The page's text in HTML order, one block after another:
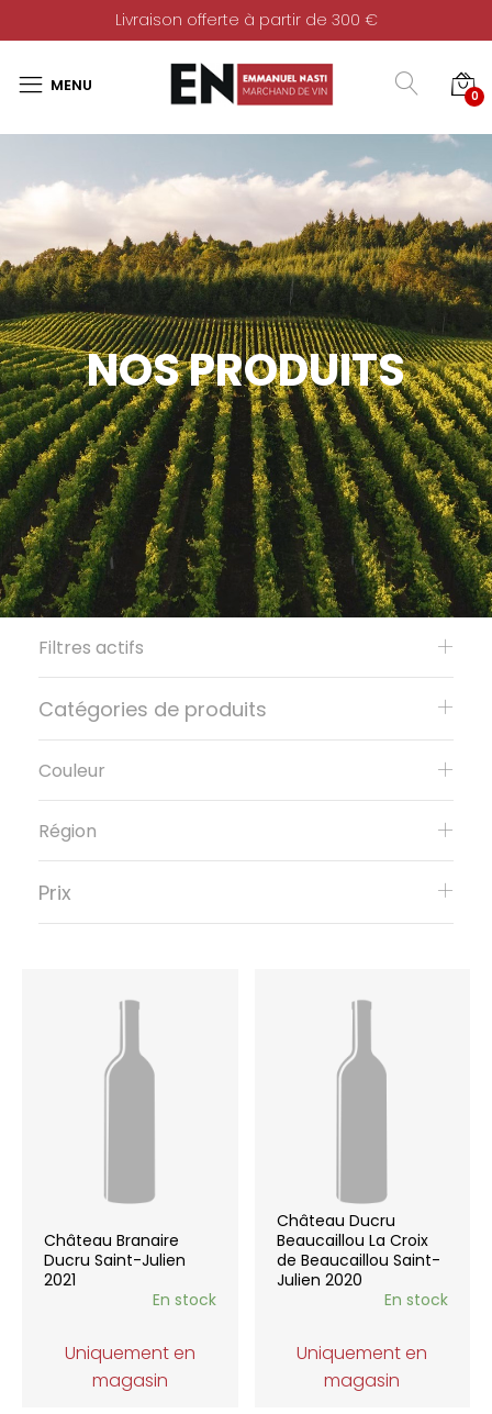
Livraison offerte à partir de 300 €
0
NOS PRODUITS
Château Branaire
Ducru Saint-Julien
2021
En stock
Uniquement en
magasin
Château Ducru
Beaucaillou La Croix
de Beaucaillou Saint-
Julien 2020
En stock
Uniquement en
magasin
Filtres actifs
Catégories de produits
Couleur
Région
Prix